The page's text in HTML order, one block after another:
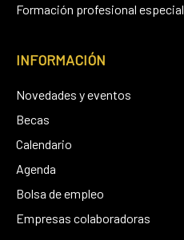
Formación profesional especial
INFORMACIÓN
Novedades y eventos
Becas
Calendario
Agenda
Bolsa de empleo
Empresas colaboradoras